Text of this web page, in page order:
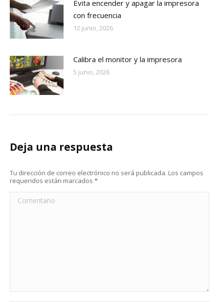
Evita encender y apagar la impresora
con frecuencia
12 junio, 2026
Calibra el monitor y la impresora
5 junio, 2026
Deja una respuesta
Tu dirección de correo electrónico no será publicada. Los campos
requeridos están marcados *
Comentario